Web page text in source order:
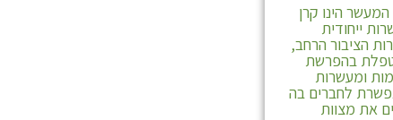
הינו קרן
ייחודית
הציבור הרחב,
בהפרשת
ומעשרות
לחברים בה
את מצוות